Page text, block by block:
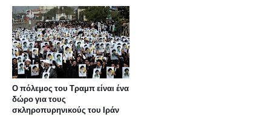
Ο πόλεμος του Τραμπ είναι ένα
δώρο για τους
σκληροπυρηνικούς του Ιράν